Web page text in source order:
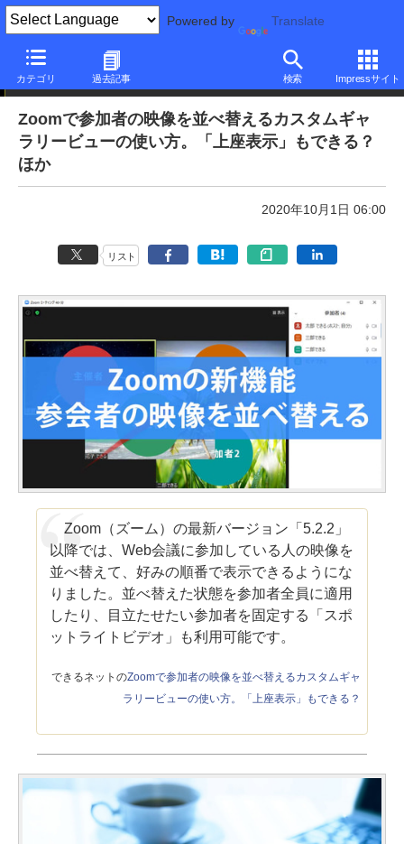
Powered by Translate
カテゴリ 過去記事 検索 Impressサイト
本日のできるネット
Zoomで参加者の映像を並べ替えるカスタムギャ
ラリービューの使い方。「上座表示」もできる？
ほか
2020年10月1日 06:00
リスト
Zoom（ズーム）の最新バージョン「5.2.2」
以降では、Web会議に参加している人の映像を
並べ替えて、好みの順番で表示できるようにな
りました。並べ替えた状態を参加者全員に適用
したり、目立たせたい参加者を固定する「スポ
ットライトビデオ」も利用可能です。
できるネットのZoomで参加者の映像を並べ替えるカスタムギャ
ラリービューの使い方。「上座表示」もできる？